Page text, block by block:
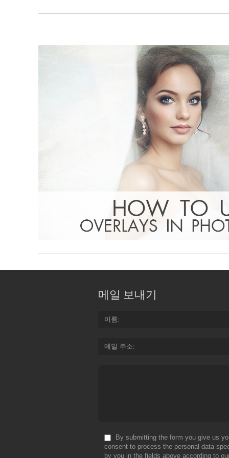
메일 보내기
이름
메일 주소
By submitting the form you give us
consent to process the personal data
by you in the fields above according to